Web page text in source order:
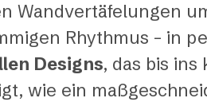
Wandvertäfelungen
Rhythmus – in
Designs, das bis
wie ein